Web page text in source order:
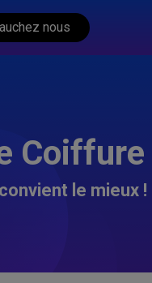
nous
Coiffure
le mieux !